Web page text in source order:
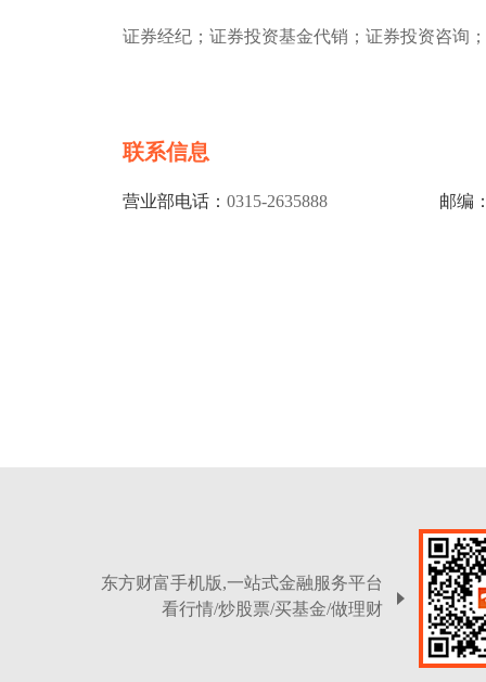
证券经纪；证券投资基金代销；证券投资咨询
联系信息
营业部电话： 0315-2635888 邮编
东方财富手机版,一站式金融服务平台
看行情/炒股票/买基金/做理财